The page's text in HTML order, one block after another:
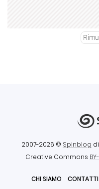
2007-2026 © Spinblog
Creative Commons
CHI SIAMO CONTATTI